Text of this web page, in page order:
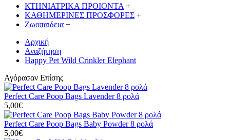
ΚΤΗΝΙΑΤΡΙΚΑ ΠΡΟΙΟΝΤΑ +
ΚΑΘΗΜΕΡΙΝΕΣ ΠΡΟΣΦΟΡΕΣ +
Ζωοπαιδεια +
Αρχική
Αναζήτηση
Happy Pet Wild Crinkler Elephant
Αγόρασαν Επίσης
Perfect Care Poop Bags Lavender 8 ρολά
5,00€
Perfect Care Poop Bags Baby Powder 8 ρολά
5,00€